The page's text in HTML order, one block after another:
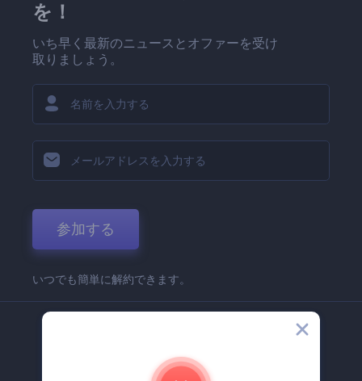
を！
いち早く最新のニュースとオファーを受け
取りましょう。
参加する
いつでも簡単に解約できます。
Renderforest 企業情報